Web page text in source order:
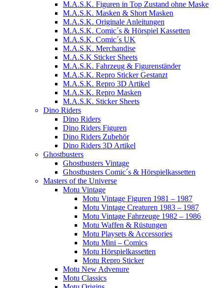
M.A.S.K. Figuren in Top Zustand ohne Maske
M.A.S.K. Masken & Short Masken
M.A.S.K. Originale Anleitungen
M.A.S.K. Comic´s & Hörspiel Kassetten
M.A.S.K. Comic´s UK
M.A.S.K. Merchandise
M.A.S.K Sticker Sheets
M.A.S.K. Fahrzeug & Figurenständer
M.A.S.K. Repro Sticker Gestanzt
M.A.S.K. Repro 3D Artikel
M.A.S.K. Repro Masken
M.A.S.K. Sticker Sheets
Dino Riders
Dino Riders
Dino Riders Figuren
Dino Riders Zubehör
Dino Riders 3D Artikel
Ghostbusters
Ghostbusters Vintage
Ghostbusters Comic´s & Hörspielkassetten
Masters of the Universe
Motu Vintage
Motu Vintage Figuren 1981 – 1987
Motu Vintage Creaturen 1983 – 1987
Motu Vintage Fahrzeuge 1982 – 1986
Motu Waffen & Rüstungen
Motu Playsets & Accessories
Motu Mini – Comics
Motu Hörspielkassetten
Motu Repro Sticker
Motu New Advenure
Motu Classics